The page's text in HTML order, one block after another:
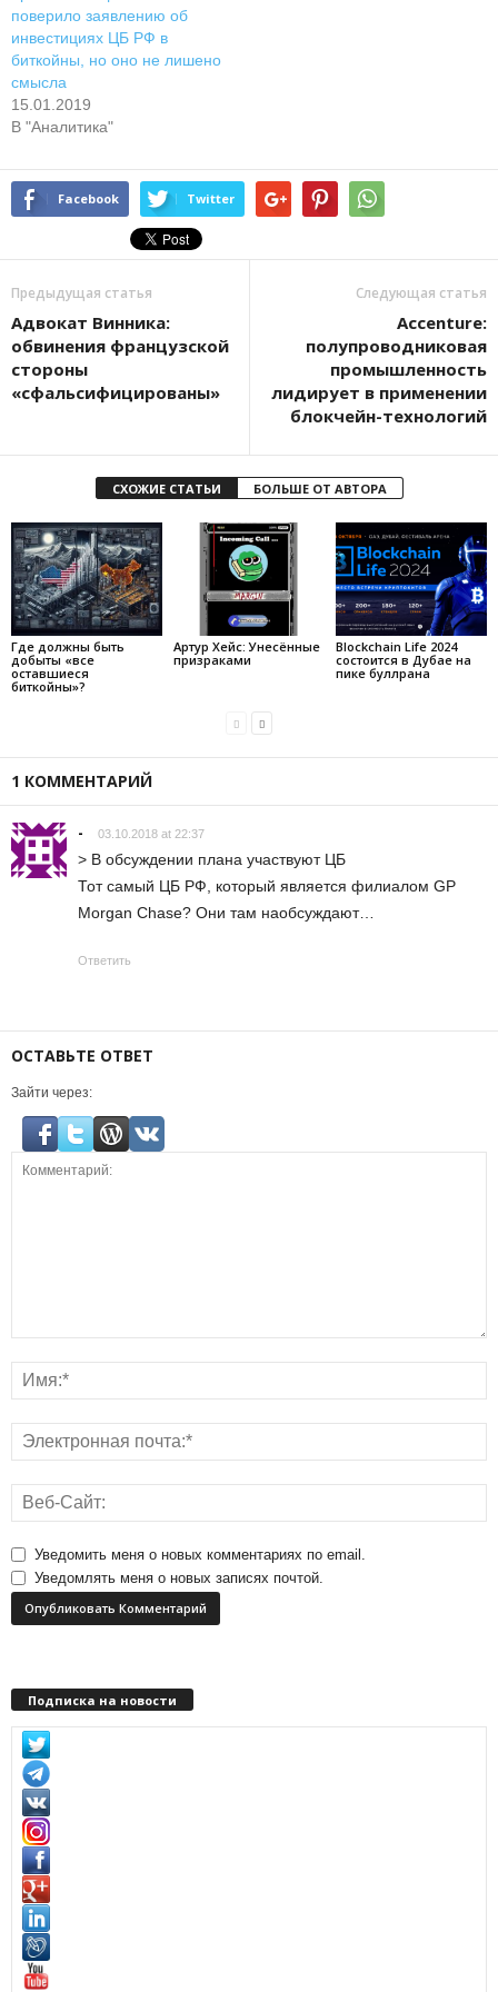
поверило заявлению об
инвестициях ЦБ РФ в
биткойны, но оно не лишено
смысла
15.01.2019
В "Аналитика"
Facebook Twitter
Предыдущая статья
Адвокат Винника:
обвинения французской
стороны
«сфальсифицированы»
Следующая статья
Accenture:
полупроводниковая
промышленность
лидирует в применении
блокчейн-технологий
СХОЖИЕ СТАТЬИ БОЛЬШЕ ОТ АВТОРА
Где должны быть
добыты «все
оставшиеся
биткойны»?
Артур Хейс: Унесённые
призраками
Blockchain Life 2024
состоится в Дубае на
пике буллрана
1 КОММЕНТАРИЙ
- 03.10.2018 at 22:37
> В обсуждении плана участвуют ЦБ
Тот самый ЦБ РФ, который является филиалом GP
Morgan Chase? Они там наобсуждают…
Ответить
ОСТАВЬТЕ ОТВЕТ
Зайти через:
Уведомить меня о новых комментариях по email.
Уведомлять меня о новых записях почтой.
Подписка на новости